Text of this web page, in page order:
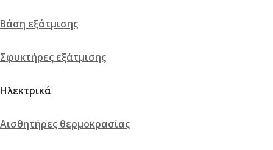
Βάση εξάτμισης
Σφυκτήρες εξάτμισης
Ηλεκτρικά
Αισθητήρες θερμοκρασίας